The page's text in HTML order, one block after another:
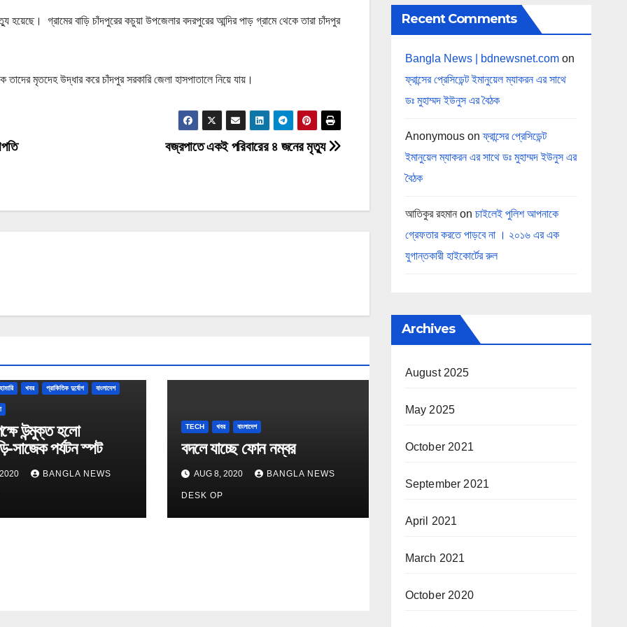
গ্রামের বাড়ি চাঁদপুরের কচুয়া উপজেলার বদরপুরের আন্দির পাড় গ্রামে থেকে তারা চাঁদপুর
মৃতদেহ উদ্ধার করে চাঁদপুর সরকারি জেলা হাসপাতালে নিয়ে যায়।
বজ্রপাতে একই পরিবারের ৪ জনের মৃত্যু
খবর প্রাকিতিক দুর্যোগ বাংলাদেশ
উন্মুক্ত হলো
সাজেক পর্যটন স্পট
BANGLA NEWS
TECH খবর বাংলাদেশ
বদলে যাচ্ছে ফোন নম্বর
AUG 8, 2020 BANGLA NEWS
DESK OP
Recent Comments
Bangla News | bdnewsnet.comon
ফ্রান্সের প্রেসিডেন্ট ইমানুয়েল ম্যাকরন এর সাথে
ডঃ মুহাম্মদ ইউনুস এর বৈঠক
Anonymousonফ্রান্সের প্রেসিডেন্ট
ইমানুয়েল ম্যাকরন এর সাথে ডঃ মুহাম্মদ ইউনুস এর
বৈঠক
আতিকুর রহমানon চাইলেই পুলিশ আপনাকে
গ্রেফতার করতে পাড়বে না । ২০১৬ এর এক
যুগান্তকারী হাইকোর্টের রুল
Archives
August 2025
May 2025
October 2021
September 2021
April 2021
March 2021
October 2020